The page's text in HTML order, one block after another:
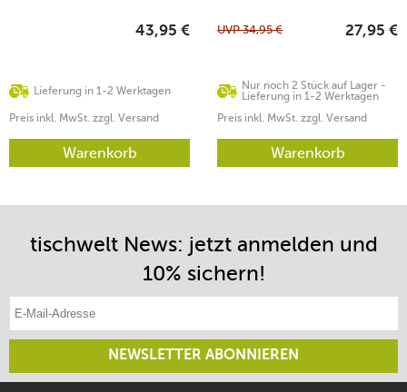
Lieferung in 1-2 Werktagen
43,95 €
Preis inkl. MwSt. zzgl. Versand
Warenkorb
Nur noch 2 Stück auf Lager -
Lieferung in 1-2 Werktagen
UVP34,95 € 27,95 €
Preis inkl. MwSt. zzgl. Versand
Warenkorb
tischwelt News: jetzt anmelden und
10% sichern!
NEWSLETTER ABONNIEREN